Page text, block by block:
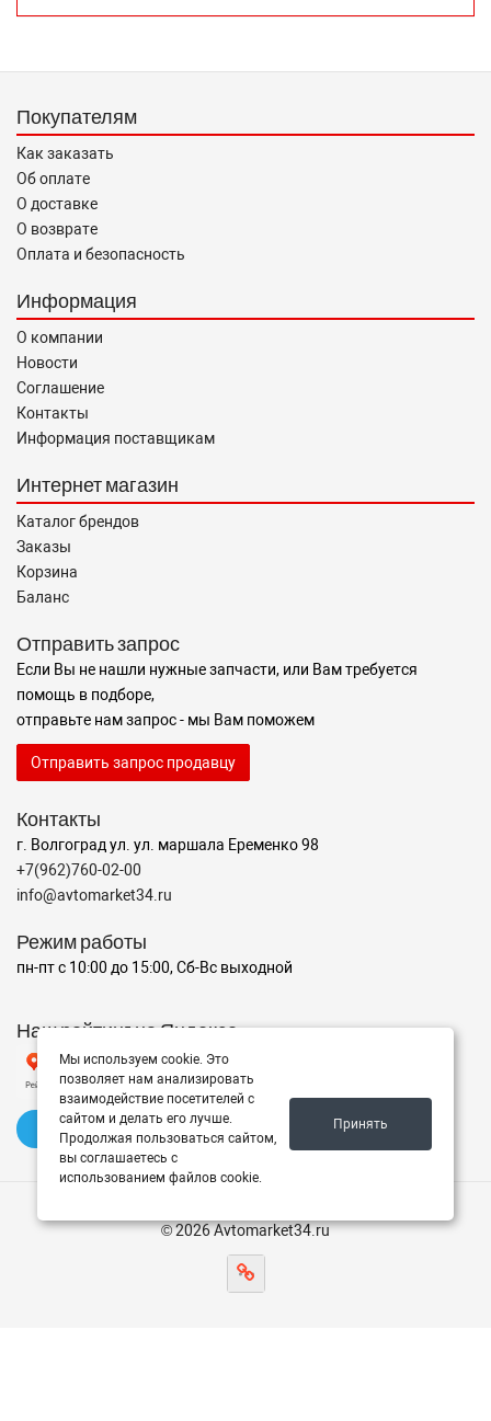
«О защите прав потребителей».
Покупателям
Как заказать
Об оплате
О доставке
О возврате
Оплата и безопасность
Информация
О компании
Новости
Соглашение
Контакты
Информация поставщикам
Интернет магазин
Каталог брендов
Заказы
Корзина
Баланс
Отправить запрос
Если Вы не нашли нужные запчасти, или Вам требуется
помощь в подборе,
отправьте нам запрос - мы Вам поможем
Отправить запрос продавцу
Контакты
г. Волгоград ул. ул. маршала Еременко 98
+7(962)760-02-00
info@avtomarket34.ru
Режим работы
пн-пт с 10:00 до 15:00, Сб-Вс выходной
Наш рейтинг на Яндексе
✍️ Оставить отзыв
© 2026 Avtomarket34.ru
Мы используем cookie. Это
позволяет нам анализировать
взаимодействие посетителей с
сайтом и делать его лучше.
Продолжая пользоваться сайтом,
вы соглашаетесь с
использованием файлов cookie.
Принять